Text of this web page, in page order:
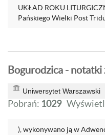
UKŁAD ROKU
Pańskiego Wielki Post
Bogurodzica - notatki
Uniwersytet Warszawski
Pobrań: 1029
), wykonywano ją w